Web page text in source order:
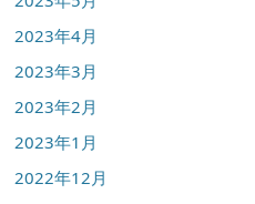
2023年4月
2023年3月
2023年2月
2023年1月
2022年12月